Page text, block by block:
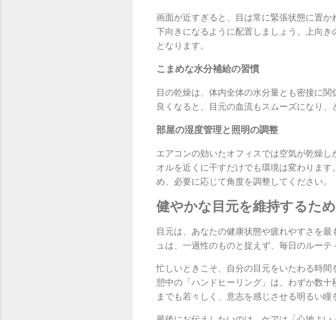
画面が近すぎると、目は常に緊張状態に置
下向きになるように配置しましょう。上向
となります。
こまめな水分補給の習慣
目の乾燥は、体内全体の水分量とも密接に
良くなると、目元の血流もスムーズになり、
部屋の湿度管理と照明の調整
エアコンの効いたオフィスでは空気が乾燥
オルを近くに干すだけでも環境は変わりま
め、必要に応じて角度を調整してください。
健やかな目元を維持するた
目元は、あなたの健康状態や疲れやすさを
ュは、一過性のものと捉えず、毎日のルーテ
忙しいときこそ、自分の目元をいたわる時
憩中の「ハンドヒーリング」は、わずか数
までも若々しく、意志を感じさせる明るい